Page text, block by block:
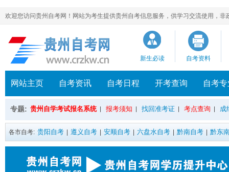
欢迎您访问贵州自考网！网站为考生提供贵州自考信息服务，供学习交流使用，
新生必读 自考资料
网站主页 自考资讯 自考日程 开考查询 自考
专题: 贵州自学考试报名系统 报考须知 找回准考证 考点查询 成
各市自考: 贵阳自考 遵义自考 安顺自考 六盘水自考 黔南自考 黔东